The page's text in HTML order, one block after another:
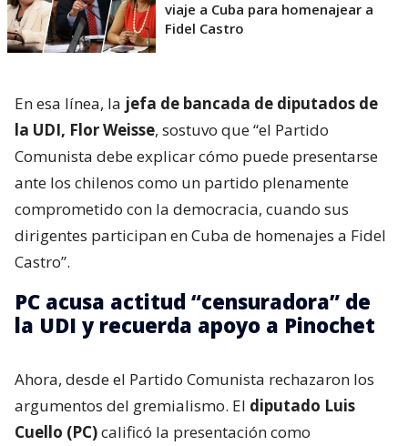
viaje a Cuba para homenajear a
Fidel Castro
En esa línea, la jefa de bancada de diputados de
la UDI, Flor Weisse, sostuvo que “el Partido
Comunista debe explicar cómo puede presentarse
ante los chilenos como un partido plenamente
comprometido con la democracia, cuando sus
dirigentes participan en Cuba de homenajes a Fidel
Castro”.
PC acusa actitud “censuradora” de
la UDI y recuerda apoyo a Pinochet
Ahora, desde el Partido Comunista rechazaron los
argumentos del gremialismo. El diputado Luis
Cuello (PC)calificó la presentación como